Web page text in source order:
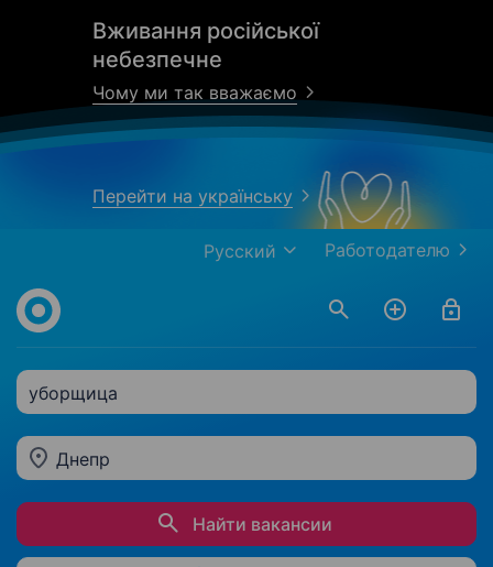
Вживання російської
небезпечне
Чому ми так вважаємо
Перейти на українську
Работодателю
Русский
уборщица
Днепр
Найти вакансии